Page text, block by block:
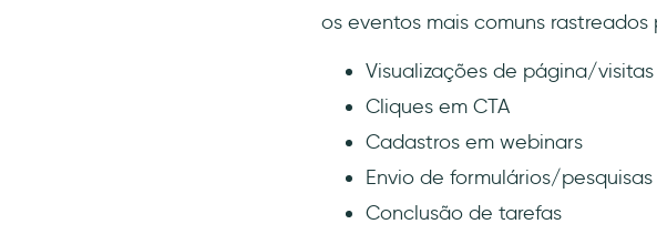
os eventos mais comuns
Visualizações de página/
Cliques em CTA
Cadastros em webinars
Envio de formulários/pesquisas
Conclusão de tarefas